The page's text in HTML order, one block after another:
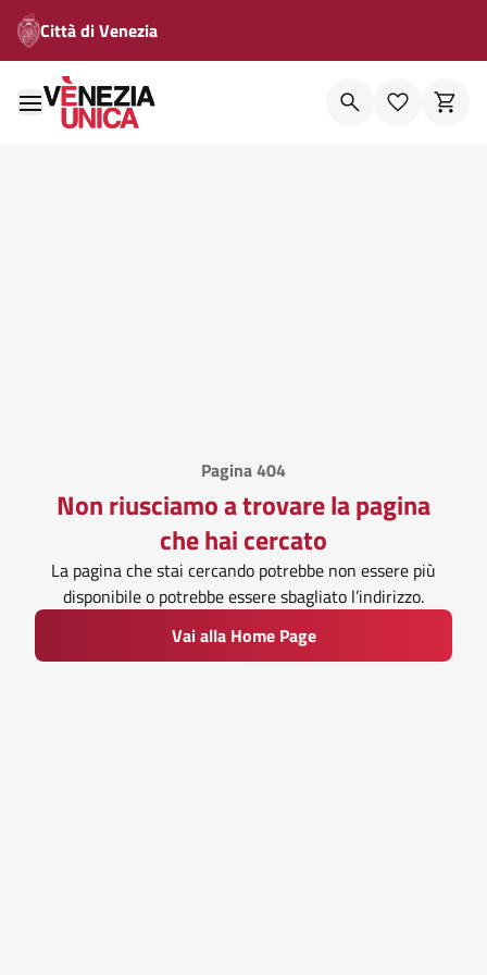
Città di Venezia
Pagina 404
Non riusciamo a trovare la pagina
che hai cercato
La pagina che stai cercando potrebbe non essere più
disponibile o potrebbe essere sbagliato l’indirizzo.
Vai alla Home Page